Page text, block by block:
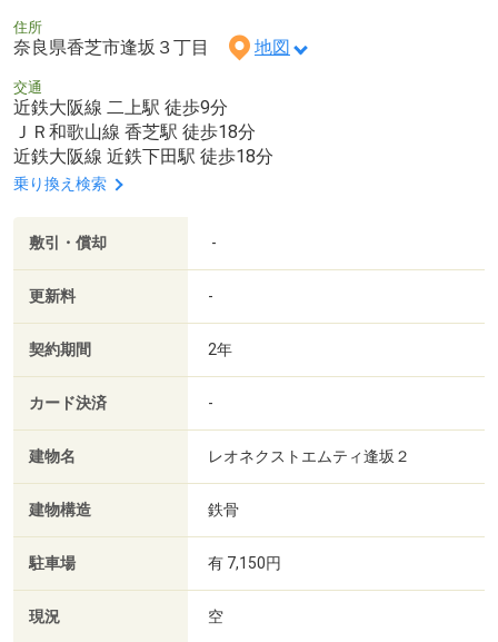
住所
奈良県香芝市逢坂３丁目 地図
交通
近鉄大阪線 二上駅 徒歩9分
ＪＲ和歌山線 香芝駅 徒歩18分
近鉄大阪線 近鉄下田駅 徒歩18分
乗り換え検索
敷引・償却 -
更新料 -
契約期間 2年
カード決済 -
建物名 レオネクストエムティ逢坂２
建物構造 鉄骨
駐車場 有 7,150円
現況 空